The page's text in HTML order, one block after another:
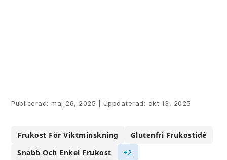
Publicerad:maj 26, 2025 Uppdaterad: okt 13, 2025
Frukost För Viktminskning
Glutenfri Frukostidé
Snabb Och Enkel Frukost
+2